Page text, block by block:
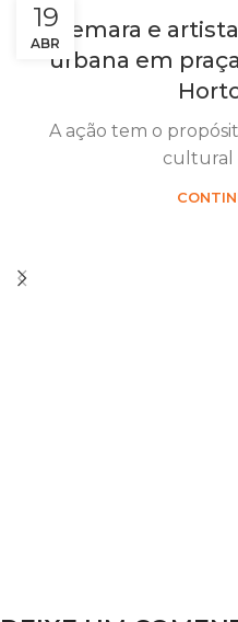
19
ABR
Cemara e
urbana em
A ação tem o
cultural